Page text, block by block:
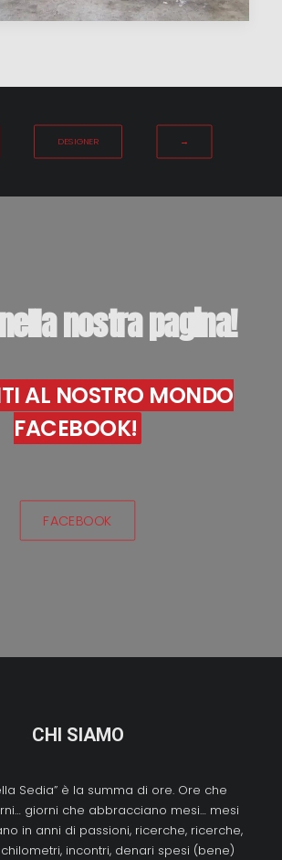
DESIGNER →
nellanostrapagina!
AL NOSTRO MONDO
FACEBOOK!
FACEBOOK
CHI SIAMO
Sedia” è la summa di ore. Ore che
giorni che abbracciano mesi… mesi
in anni di passioni, ricerche, ricerche,
incontri, denari spesi (bene)